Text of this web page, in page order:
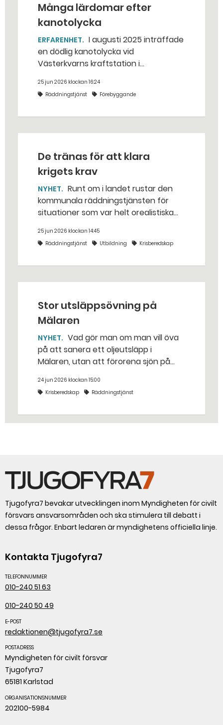
Många lärdomar efter
kanotolycka
ERFARENHET
en dödlig kanotolycka vid
Västerkvarns kraftstation i
25 jun 2026 klockan 16:24
Räddningstjänst
Förebyggande
De tränas för att klara
krigets krav
NYHET
kommunala räddningstjänsten för
situationer som var helt orealistiska
bakhåll, utspridda granater och hot
från livsfarliga drönare i det
25 jun 2026 klockan 14:45
Räddningstjänst
Utbildning Krisberedskap
Stor utsläppsövning på
Mälaren
NYHET
på att sanera ett oljeutsläpp i
Mälaren, utan att förorena sjön på
stället. Det gjorde räddningstjänsten i
Eskilstuna – tio kubikmeter närmare
24 jun 2026 klockan 15:00
Krisberedskap
Räddningstjänst
Tjugofyra7 bevakar utvecklingen inom Myndigheten för civilt
försvars ansvarsområden och ska stimulera till debatt i
dessa frågor. Enbart ledaren är myndighetens officiella linje.
Kontakta Tjugofyra7
TELEFONNUMMER
010-240 51 63
010-240 50 49
E-POST
redaktionen@tjugofyra7.se
POSTADRESS
Myndigheten för civilt försvar
Tjugofyra7
65181 Karlstad
ORGANISATIONSNUMMER
202100-5984